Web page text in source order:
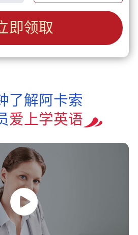
即领取
了解阿卡索
爱上学英语